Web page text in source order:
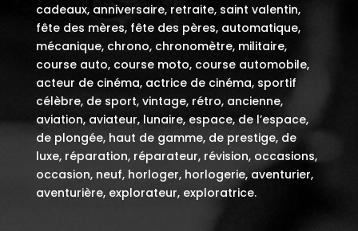
cadeaux, anniversaire, retraite, saint valentin,
fête des mères, fête des pères, automatique,
mécanique, chrono, chronomètre, militaire,
course auto, course moto, course automobile,
acteur de cinéma, actrice de cinéma, sportif
célèbre, de sport, vintage, rétro, ancienne,
aviation, aviateur, lunaire, espace, de l’espace,
de plongée, haut de gamme, de prestige, de
luxe, réparation, réparateur, révision, occasions,
occasion, neuf, horloger, horlogerie, aventurier,
aventurière, explorateur, exploratrice.